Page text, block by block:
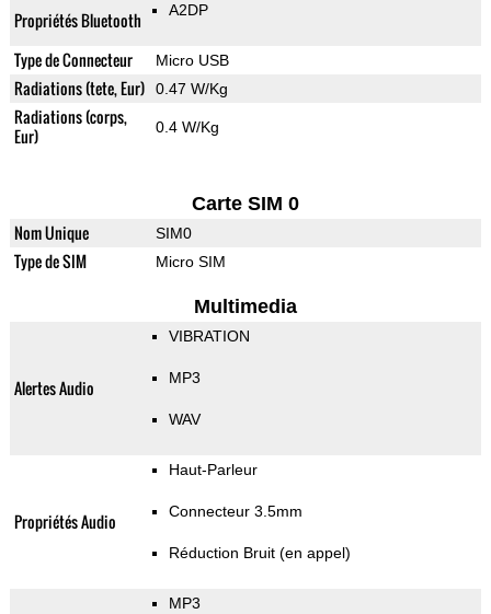
Propriétés Bluetooth A2DP
Type de Connecteur Micro USB
Radiations (tete, Eur) 0.47 W/Kg
Radiations (corps,
Eur)
0.4 W/Kg
Carte SIM 0
Nom Unique SIM0
Type de SIM Micro SIM
Multimedia
Alertes Audio
VIBRATION
MP3
WAV
Propriétés Audio
Haut-Parleur
Connecteur 3.5mm
Réduction Bruit (en appel)
MP3